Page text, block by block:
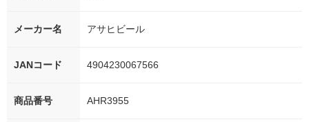
メーカー名 アサヒビール
JANコード 4904230067566
商品番号 AHR3955